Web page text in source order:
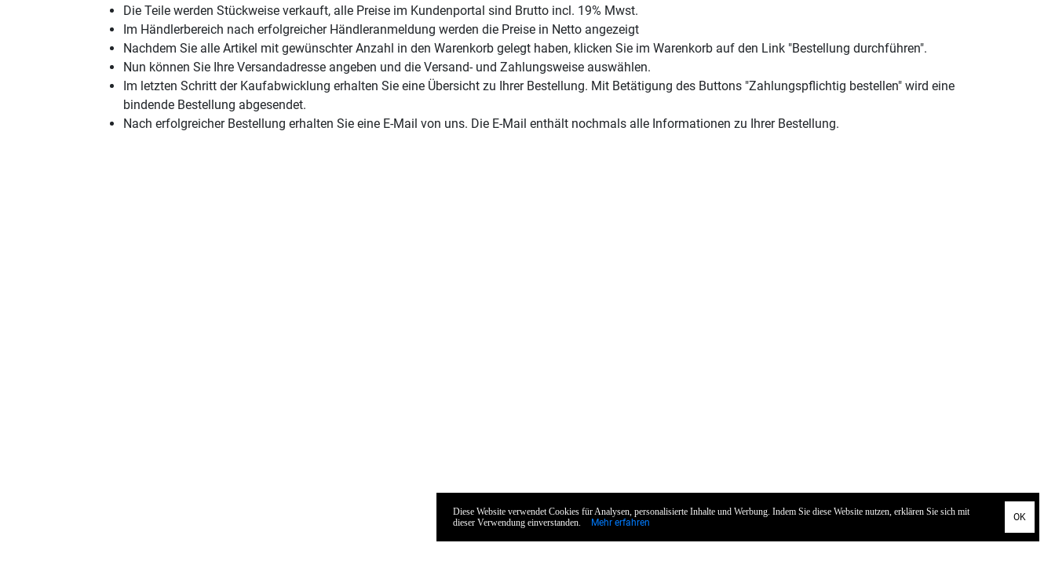
Die Teile werden Stückweise verkauft, alle Preise im Kundenportal sind Brutto incl. 19% Mwst.
Im Händlerbereich nach erfolgreicher Händleranmeldung werden die Preise in Netto angezeigt
Nachdem Sie alle Artikel mit gewünschter Anzahl in den Warenkorb gelegt haben, klicken Sie im Warenkorb auf den Link "Bestellung durchführen".
Nun können Sie Ihre Versandadresse angeben und die Versand- und Zahlungsweise auswählen.
Im letzten Schritt der Kaufabwicklung erhalten Sie eine Übersicht zu Ihrer Bestellung. Mit Betätigung des Buttons "Zahlungspflichtig bestellen" wird eine
bindende Bestellung abgesendet.
Nach erfolgreicher Bestellung erhalten Sie eine E-Mail von uns. Die E-Mail enthält nochmals alle Informationen zu Ihrer Bestellung.